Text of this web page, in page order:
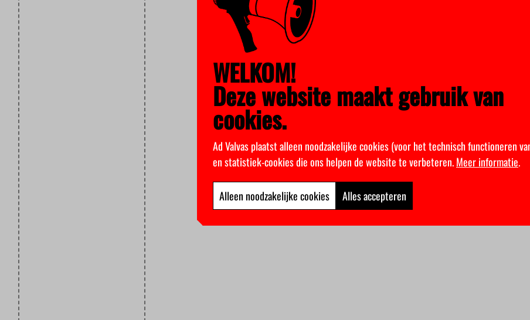
WELKOM!
Deze website maakt gebruik van
cookies.
Ad Valvas plaatst alleen noodzakelijke cookies (voor het technisch functioneren
en statistiek-cookies die ons helpen de website te verbeteren.Meer informatie.
Alleen noodzakelijke cookies Alles accepteren